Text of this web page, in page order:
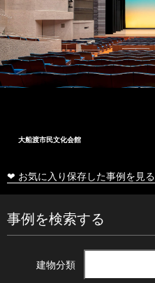
大船渡市民文化会館
❤ お気に入り保存した事例を見る
事例を検索する
建物分類